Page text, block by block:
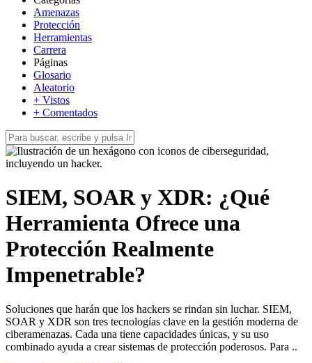
Amenazas
Protección
Herramientas
Carrera
Páginas
Glosario
Aleatorio
+ Vistos
+ Comentados
SIEM, SOAR y XDR: ¿Qué
Herramienta Ofrece una
Protección Realmente
Impenetrable?
Soluciones que harán que los hackers se rindan sin luchar. SIEM,
SOAR y XDR son tres tecnologías clave en la gestión moderna de
ciberamenazas. Cada una tiene capacidades únicas, y su uso
combinado ayuda a crear sistemas de protección poderosos. Para ..